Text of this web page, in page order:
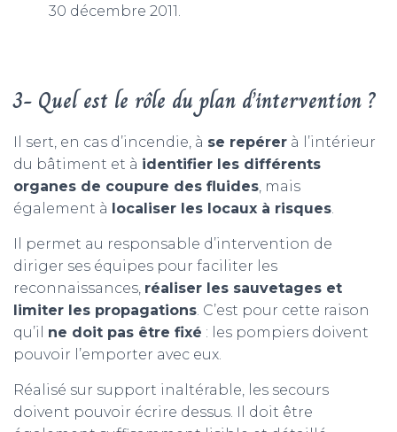
30 décembre 2011.
3- Quel est le rôle du plan d’intervention ?
Il sert, en cas d’incendie, à se repérer à l’intérieur
du bâtiment et à identifier les différents
organes de coupure des fluides , mais
également à localiser les locaux à risques
Il permet au responsable d’intervention de
diriger ses équipes pour faciliter les
reconnaissances, réaliser les sauvetages et
limiter les propagations . C’est pour cette raison
qu’il ne doit pas être fixé : les pompiers doivent
pouvoir l’emporter avec eux.
Réalisé sur support inaltérable, les secours
doivent pouvoir écrire dessus. Il doit être